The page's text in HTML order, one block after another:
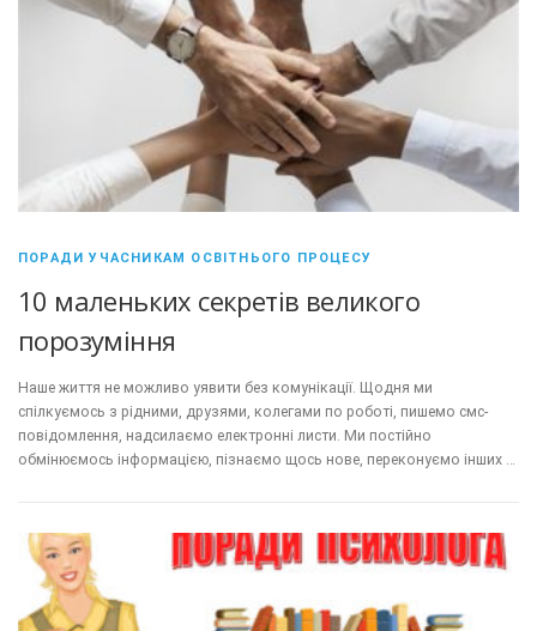
ПОРАДИ УЧАСНИКАМ ОСВІТНЬОГО ПРОЦЕСУ
10 маленьких секретів великого
порозуміння
Наше життя не можливо уявити без комунікації. Щодня ми
спілкуємось з рідними, друзями, колегами по роботі, пишемо смс-
повідомлення, надсилаємо електронні листи. Ми постійно
обмінюємось інформацією, пізнаємо щось нове, переконуємо інших …